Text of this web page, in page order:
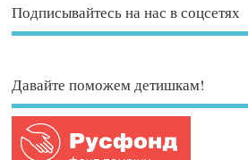
Подписывайтесь на нас в соцсетях
Давайте поможем детишкам!